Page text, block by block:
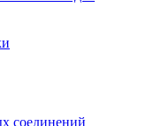
соединений